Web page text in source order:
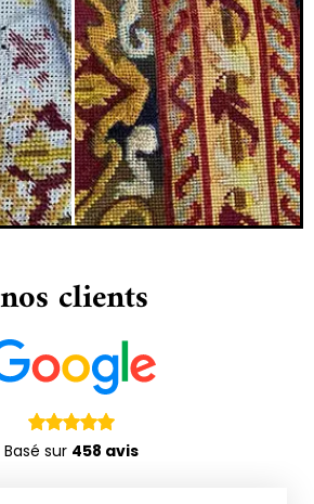
clients
Basé sur 458 avis